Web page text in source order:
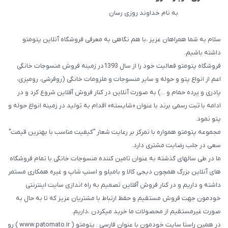
به نام خداوند روزی رسان
سلام به شما همراهان عزیز ،با هم نگاهی به معرفی فروشگاه آنلاین پتومتو
داشته باشیم.
فروشگاه پتومتو فعالیت خود را از سال 1393در زمینه فروش منسوجات خانگی
اعم از انواع پتو و حوله و سایر منسوجات و ملزومات خانگی (روفرشی، رومیزی،
پادری و پرده حمام و ...) به صورت آنلاین در کنار فروش آفلاین شروع کرد و در
ادامه با ثبت رسمی برند با عنوان «شایسته» اقدام به تولید در زمینه انواع حوله و
پتو نمود.
مجموعه پتومتو همواره با تمرکز بر رعایت شعار "کیفیت مناسب با بهترین قیمت"
سعی در جلب رضایت مشتری دارد.
ما در طی سالهای گذشته به عنوان تامین کننده منسوجات خانگی با تمام فروشگاه
های آنلاین بزرگ همچون دیجی کالا و بامیلو و اسنپ شاپ و غیره همکاری مستمر
داشته و داریم و در کنار فروش آفلاین تصمیم به راه اندازی سایت اینترنتی
خودمون جهت فروش مستقیم و حفظ ارتباط با مشتریان عزیز که تا به حال به
صورت غیرمستقیم از محصولات ما خرید میکردن ،داریم.
در همین راستا سایت خودمون با عنوان فارسی : پتومتو ( www.patomato.ir ) رو